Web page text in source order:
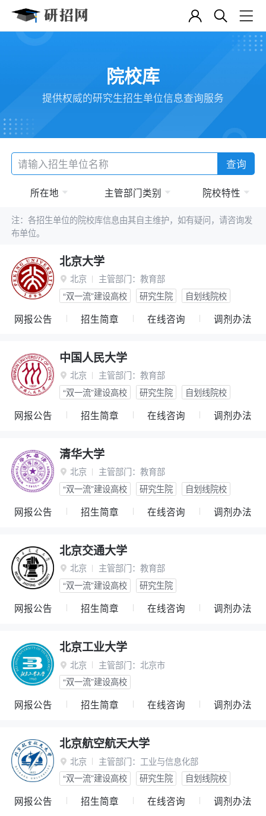
院校库
提供权威的研究生招生单位信息查询服务
查询
所在地 主管部门类别 院校特性
注：各招生单位的院校库信息由其自主维护，如有疑问，请咨询发
布单位。
北京大学
 北京 主管部门： 教育部
“双一流”建设高校
研究生院 自划线院校
网报公告 招生简章 在线咨询 调剂办法
中国人民大学
 北京 主管部门： 教育部
“双一流”建设高校
研究生院 自划线院校
网报公告 招生简章 在线咨询 调剂办法
清华大学
 北京 主管部门： 教育部
“双一流”建设高校
研究生院 自划线院校
网报公告 招生简章 在线咨询 调剂办法
北京交通大学
 北京 主管部门： 教育部
“双一流”建设高校
研究生院
网报公告 招生简章 在线咨询 调剂办法
北京工业大学
 北京 主管部门： 北京市
“双一流”建设高校
网报公告 招生简章 在线咨询 调剂办法
北京航空航天大学
 北京 主管部门： 工业与信息化部
“双一流”建设高校
研究生院 自划线院校
网报公告 招生简章 在线咨询 调剂办法